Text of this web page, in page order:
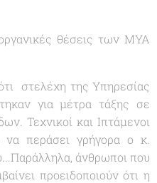
θέσεις των ΜΥΑ
στελέχη της Υπηρεσίας
για μέτρα τάξης σε
Τεχνικοί και Ιπτάμενοι
να περάσει γρήγορα ο κ.
άνθρωποι που
προειδοποιούν ότι η